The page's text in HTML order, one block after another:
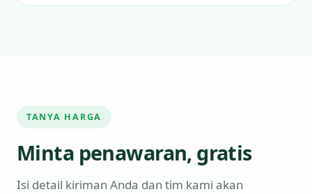
TANYA HARGA
Minta penawaran, gratis
Isi detail kiriman Anda dan tim kami akan